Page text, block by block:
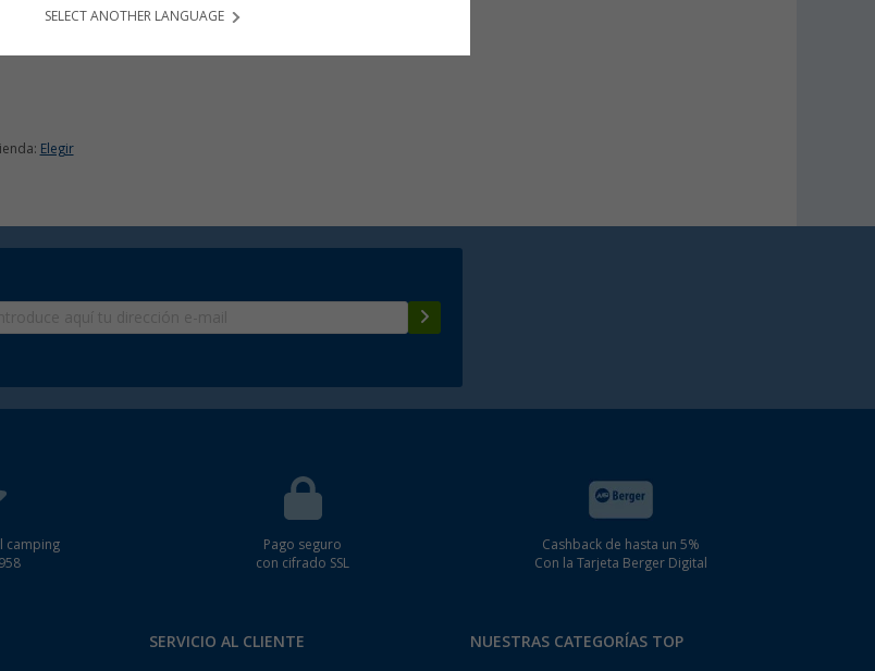
Elegir
camping
Pago seguro
con cifrado SSL
Cashback de hasta un 5%
Con la Tarjeta Berger Digital
SERVICIO AL CLIENTE NUESTRAS CATEGORÍAS TOP
SELECT ANOTHER LANGUAGE